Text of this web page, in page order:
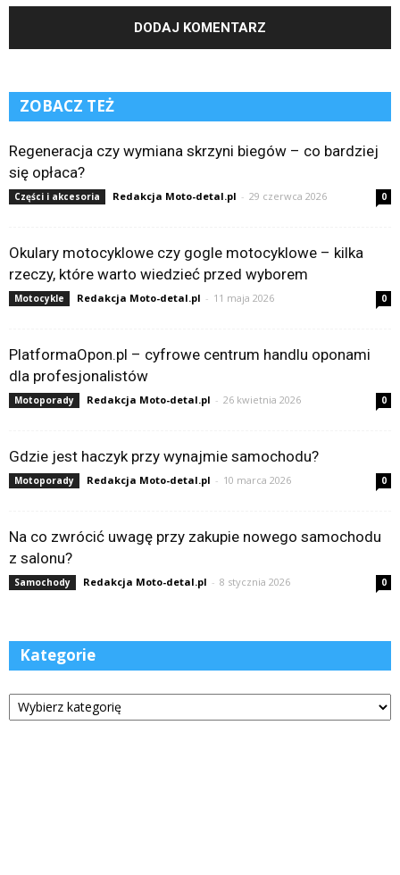
ZOBACZ TEŻ
Regeneracja czy wymiana skrzyni biegów – co bardziej
się opłaca?
Części i akcesoria Redakcja Moto-detal.pl - 29 czerwca 2026 0
Okulary motocyklowe czy gogle motocyklowe – kilka
rzeczy, które warto wiedzieć przed wyborem
Motocykle Redakcja Moto-detal.pl - 11 maja 2026 0
PlatformaOpon.pl – cyfrowe centrum handlu oponami
dla profesjonalistów
Motoporady Redakcja Moto-detal.pl - 26 kwietnia 2026 0
Gdzie jest haczyk przy wynajmie samochodu?
Motoporady Redakcja Moto-detal.pl - 10 marca 2026 0
Na co zwrócić uwagę przy zakupie nowego samochodu
z salonu?
Samochody Redakcja Moto-detal.pl - 8 stycznia 2026 0
Kategorie
Kategorie